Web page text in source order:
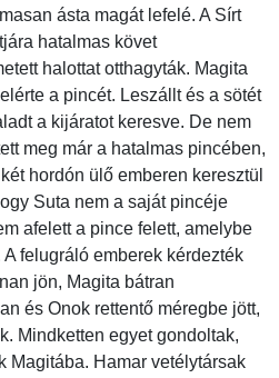
ásta magát lefelé. A Sírt
hatalmas követ
halottat otthagyták. Magita
a pincét. Leszállt és a sötét
a kijáratot keresve. De nem
meg már a hatalmas pincében,
hordón ülő emberen keresztül
Suta nem a saját pincéje
afelett a pince felett, amelybe
felugráló emberek kérdezték
jön, Magita bátran
és Onok rettentő méregbe jött,
Mindketten egyet gondoltak,
Magitába. Hamar vetélytársak